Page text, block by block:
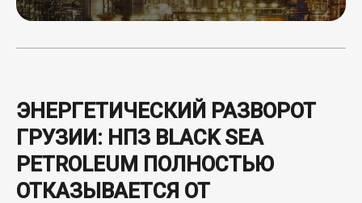
ЭНЕРГЕТИЧЕСКИЙ РАЗВОРОТ
ГРУЗИИ: НПЗ BLACK SEA
PETROLEUM ПОЛНОСТЬЮ
ОТКАЗЫВАЕТСЯ ОТ